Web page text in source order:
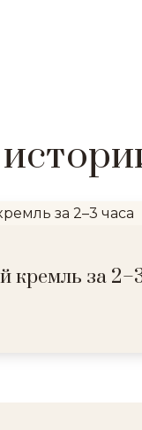
кремль за